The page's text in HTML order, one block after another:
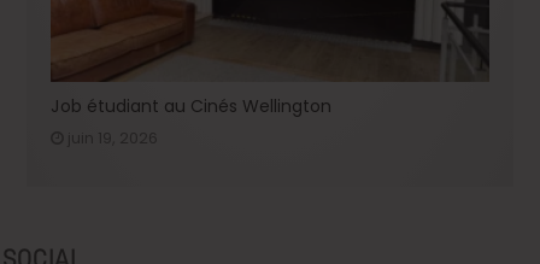
Job étudiant au Cinés Wellington